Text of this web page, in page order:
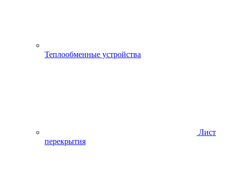
Теплообменные устройства
Лист
перекрытия